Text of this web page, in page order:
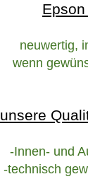
neuwertig,
wenn
unsere
-Innen- und
-technisch